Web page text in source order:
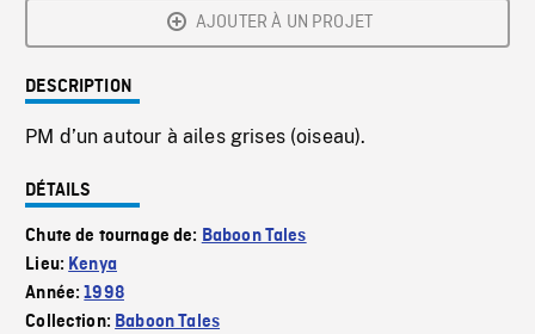
AJOUTER À UN PROJET
DESCRIPTION
PM d’un autour à ailes grises (oiseau).
DÉTAILS
Chute de tournage de: Baboon Tales
Lieu: Kenya
Année:1998
Collection: Baboon Tales